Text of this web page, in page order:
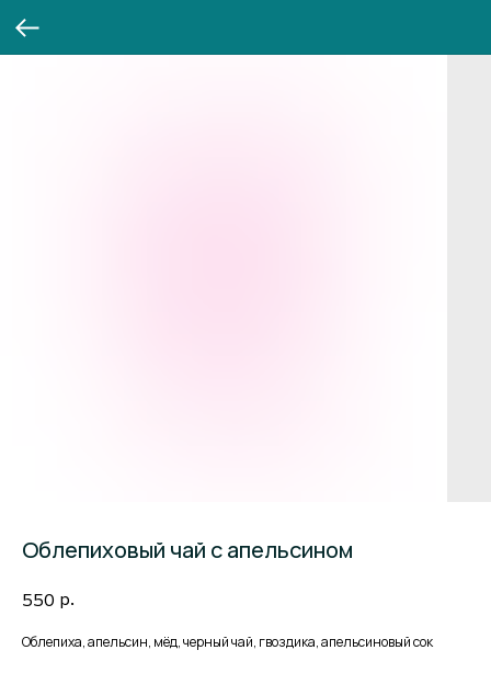
Облепиховый чай с апельсином
550 р.
Облепиха, апельсин, мёд, черный чай, гвоздика, апельсиновый сок